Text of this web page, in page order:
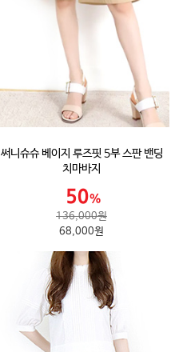
써니슈슈 베이지 루즈핏 5부 스판 밴딩
치마바지
136,000원
68,000원